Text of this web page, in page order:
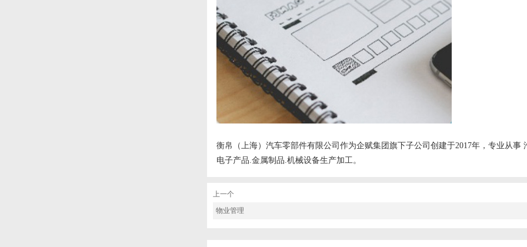
衡帛（上海）汽车零部件有限公司作为企赋集团旗下子公司创建于2017年，专业从事
电子产品.金属制品.机械设备生产加工。
上一个
物业管理